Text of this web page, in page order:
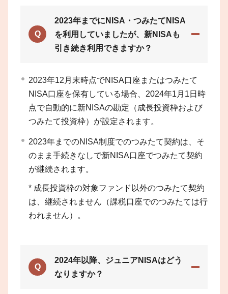
Q
2023年までにNISA・つみたてNISA
を利用していましたが、新NISAも
引き続き利用できますか？
2023年12月末時点でNISA口座またはつみたて
NISA口座を保有している場合、2024年1月1日時
点で自動的に新NISAの勘定（成長投資枠および
つみたて投資枠）が設定されます。
2023年までのNISA制度でのつみたて契約は、そ
のまま手続きなしで新NISA口座でつみたて契約
が継続されます。
* 成長投資枠の対象ファンド以外のつみたて契約
は、継続されません（課税口座でのつみたては行
われません）。
Q
2024年以降、ジュニアNISAはどう
なりますか？